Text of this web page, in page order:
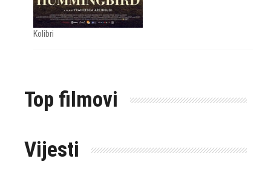
Kolibri
Top filmovi
Vijesti